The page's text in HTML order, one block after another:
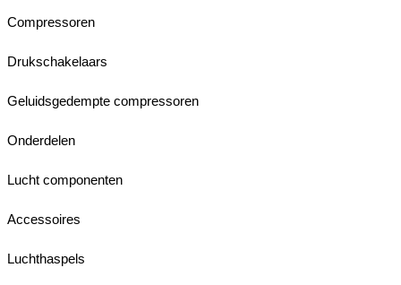
Compressoren
Drukschakelaars
Geluidsgedempte compressoren
Onderdelen
Lucht componenten
Accessoires
Luchthaspels